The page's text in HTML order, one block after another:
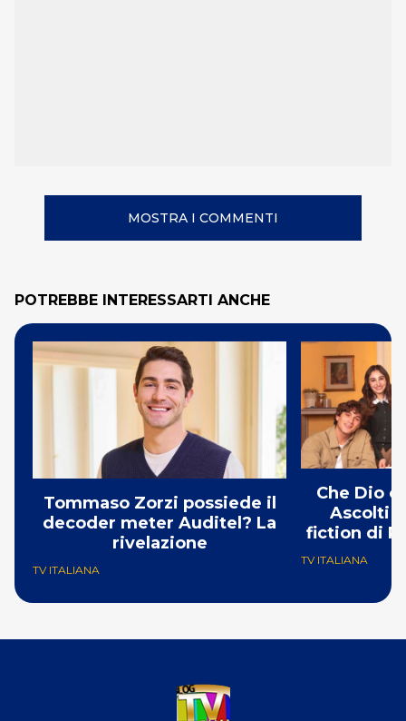
MOSTRA I COMMENTI
POTREBBE INTERESSARTI ANCHE
Tommaso Zorzi possiede il
decoder meter Auditel? La
rivelazione
TV ITALIANA
Che Dio
Ascolti
fiction di
TV ITALIANA